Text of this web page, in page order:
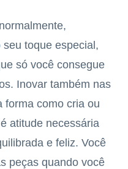
toque especial,
só você consegue
Inovar também nas
forma como cria ou
atitude necessária
e feliz. Você
peças quando você